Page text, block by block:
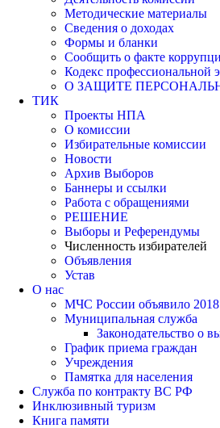
Методические материалы
Сведения о доходах
Формы и бланки
Сообщить о факте
Кодекс профессиональной
О ЗАЩИТЕ
ТИК
Проекты НПА
О комиссии
Избирательные комиссии
Новости
Архив Выборов
Баннеры и ссылки
Работа с обращениями
РЕШЕНИЕ
Выборы и Референдумы
Численность избирателей
Объявления
Устав
О нас
МЧС России объявило
Муниципальная служба
Законодательство о
График приема граждан
Учреждения
Памятка для населения
Служба по контракту ВС РФ
Инклюзивный туризм
Книга памяти